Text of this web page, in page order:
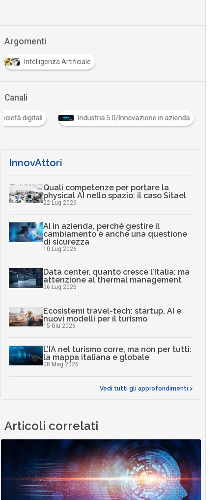
Argomenti
Intelligenza Artificiale
Canali
Cultura e società digitali Industria 5.0/Innovazione in
InnovAttori
Quali competenze per portare la
physical AI nello spazio: il caso Sitael
22 Lug 2026
AI in azienda, perché gestire il
cambiamento è anche una questione
di sicurezza
10 Lug 2026
Data center, quanto cresce l’Italia: ma
attenzione al thermal management
06 Lug 2026
Ecosistemi travel-tech: startup, AI e
nuovi modelli per il turismo
15 Giu 2026
L’IA nel turismo corre, ma non per tutti:
la mappa italiana e globale
08 Mag 2026
Vedi tutti gli approfondimenti >
Articoli correlati